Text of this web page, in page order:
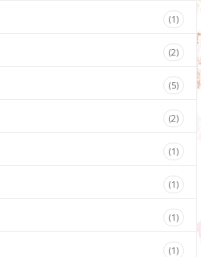
(1)
(2)
(5)
(2)
(1)
(1)
(1)
(1)